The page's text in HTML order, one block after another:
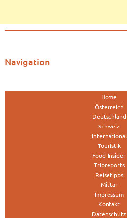
Navigation
Home
Österreich
Deutschland
Schweiz
International
Touristik
Food-Insider
Tripreports
Reisetipps
Militär
Impressum
Kontakt
Datenschutz